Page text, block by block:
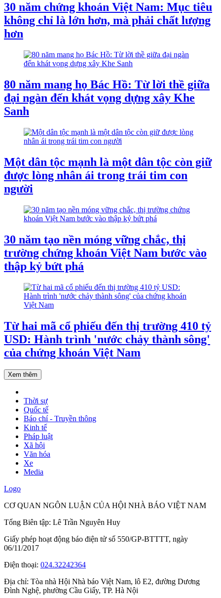
30 năm chứng khoán Việt Nam: Mục tiêu
không chỉ là lớn hơn, mà phải chất lượng
hơn
80 năm mang họ Bác Hồ: Từ lời thề giữa
đại ngàn đến khát vọng dựng xây Khe
Sanh
Một dân tộc mạnh là một dân tộc còn giữ
được lòng nhân ái trong trái tim con
người
30 năm tạo nền móng vững chắc, thị
trường chứng khoán Việt Nam bước vào
thập kỷ bứt phá
Từ hai mã cổ phiếu đến thị trường 410 tỷ
USD: Hành trình 'nước chảy thành sông'
của chứng khoán Việt Nam
Xem thêm
Thời sự
Quốc tế
Báo chí - Truyền thông
Kinh tế
Pháp luật
Xã hội
Văn hóa
Xe
Media
Logo
CƠ QUAN NGÔN LUẬN CỦA HỘI NHÀ BÁO VIỆT NAM
Tổng Biên tập: Lê Trần Nguyên Huy
Giấy phép hoạt động báo điện tử số 550/GP-BTTTT, ngày
06/11/2017
Điện thoại: 024.32242364
Địa chỉ: Tòa nhà Hội Nhà báo Việt Nam, lô E2, đường Dương
Đình Nghệ, phường Cầu Giấy, TP. Hà Nội